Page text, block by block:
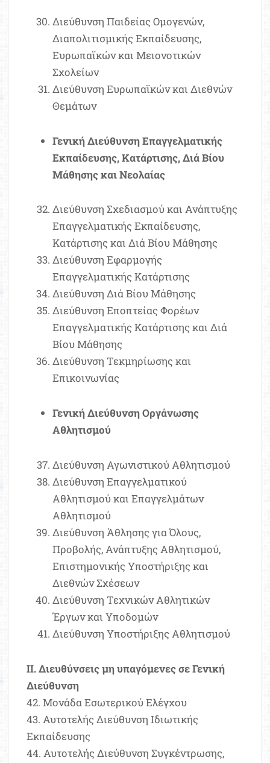
Διεύθυνση Παιδείας Ομογενών,
Διαπολιτισμικής Εκπαίδευσης,
Ευρωπαϊκών και Μειονοτικών
Σχολείων
Διεύθυνση Ευρωπαϊκών και Διεθνών
Θεμάτων
Γενική Διεύθυνση Επαγγελματικής
Εκπαίδευσης, Κατάρτισης, Διά Βίου
Μάθησης και Νεολαίας
Διεύθυνση Σχεδιασμού και Ανάπτυξης
Επαγγελματικής Εκπαίδευσης,
Κατάρτισης και Διά Βίου Μάθησης
Διεύθυνση Εφαρμογής
Επαγγελματικής Κατάρτισης
Διεύθυνση Διά Βίου Μάθησης
Διεύθυνση Εποπτείας Φορέων
Επαγγελματικής Κατάρτισης και Διά
Βίου Μάθησης
Διεύθυνση Τεκμηρίωσης και
Επικοινωνίας
Γενική Διεύθυνση Οργάνωσης
Αθλητισμού
Διεύθυνση Αγωνιστικού Αθλητισμού
Διεύθυνση Επαγγελματικού
Αθλητισμού και Επαγγελμάτων
Αθλητισμού
Διεύθυνση Άθλησης για Όλους,
Προβολής, Ανάπτυξης Αθλητισμού,
Επιστημονικής Υποστήριξης και
Διεθνών Σχέσεων
Διεύθυνση Τεχνικών Αθλητικών
Έργων και Υποδομών
Διεύθυνση Υποστήριξης Αθλητισμού
ΙΙ. Διευθύνσεις μη υπαγόμενες σε Γενική
Διεύθυνση
42. Μονάδα Εσωτερικού Ελέγχου
43. Αυτοτελής Διεύθυνση Ιδιωτικής
Εκπαίδευσης
44. Αυτοτελής Διεύθυνση Συγκέντρωσης,